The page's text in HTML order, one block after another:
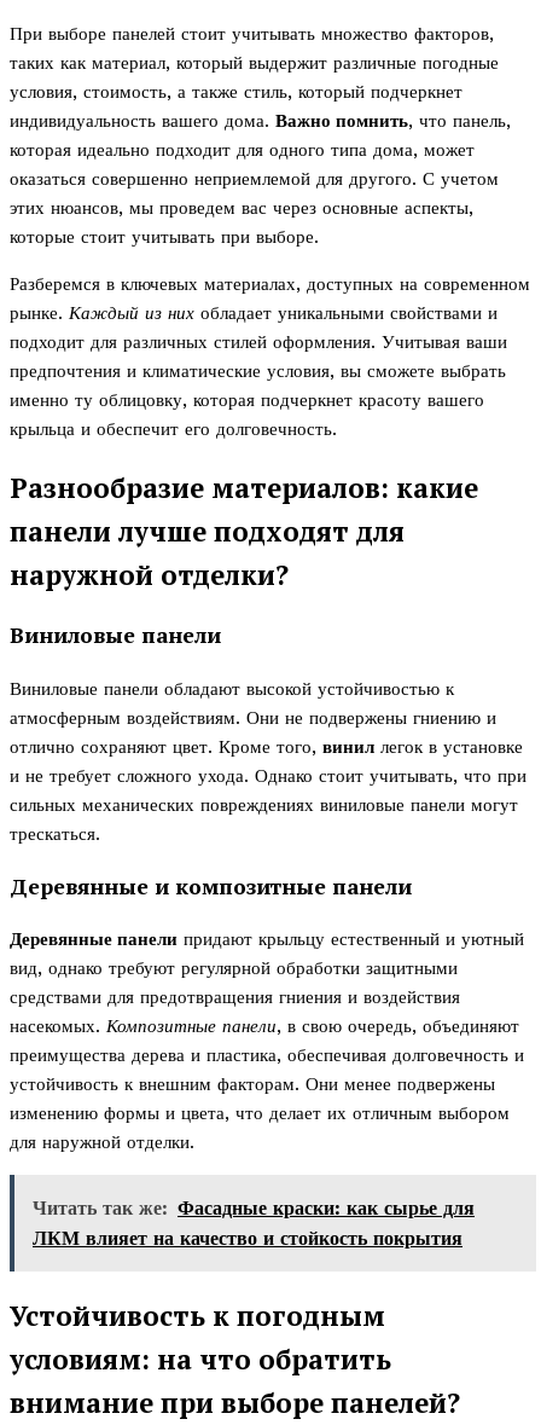
При выборе панелей стоит учитывать множество факторов,
таких как материал, который выдержит различные погодные
условия, стоимость, а также стиль, который подчеркнет
индивидуальность вашего дома. Важно помнить, что панель,
которая идеально подходит для одного типа дома, может
оказаться совершенно неприемлемой для другого. С учетом
этих нюансов, мы проведем вас через основные аспекты,
которые стоит учитывать при выборе.
Разберемся в ключевых материалах, доступных на современном
рынке. Каждый из них обладает уникальными свойствами и
подходит для различных стилей оформления. Учитывая ваши
предпочтения и климатические условия, вы сможете выбрать
именно ту облицовку, которая подчеркнет красоту вашего
крыльца и обеспечит его долговечность.
Разнообразие материалов: какие
панели лучше подходят для
наружной отделки?
Виниловые панели
Виниловые панели обладают высокой устойчивостью к
атмосферным воздействиям. Они не подвержены гниению и
отлично сохраняют цвет. Кроме того, винил легок в установке
и не требует сложного ухода. Однако стоит учитывать, что при
сильных механических повреждениях виниловые панели могут
трескаться.
Деревянные и композитные панели
Деревянные панели придают крыльцу естественный и уютный
вид, однако требуют регулярной обработки защитными
средствами для предотвращения гниения и воздействия
насекомых. Композитные панели, в свою очередь, объединяют
преимущества дерева и пластика, обеспечивая долговечность и
устойчивость к внешним факторам. Они менее подвержены
изменению формы и цвета, что делает их отличным выбором
для наружной отделки.
Читать так же: Фасадные краски: как сырье для
ЛКМ влияет на качество и стойкость покрытия
Устойчивость к погодным
условиям: на что обратить
внимание при выборе панелей?